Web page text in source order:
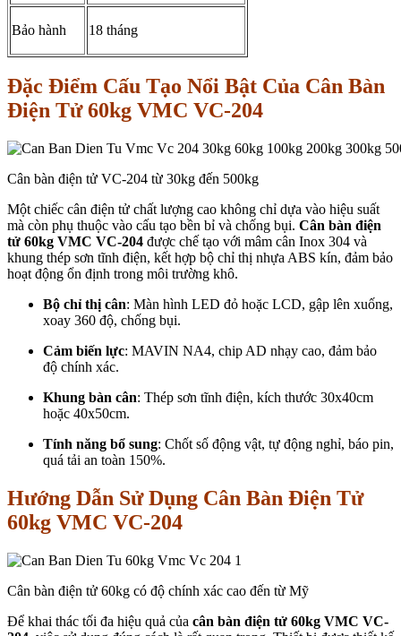
Bảo hành 18 tháng
Đặc Điểm Cấu Tạo Nổi Bật Của Cân Bàn
Điện Tử 60kg VMC VC-204
Cân bàn điện tử VC-204 từ 30kg đến 500kg
Một chiếc cân điện tử chất lượng cao không chỉ dựa vào hiệu suất
mà còn phụ thuộc vào cấu tạo bền bỉ và chống bụi. Cân bàn điện
tử 60kg VMC VC-204 được chế tạo với mâm cân Inox 304 và
khung thép sơn tĩnh điện, kết hợp bộ chỉ thị nhựa ABS kín, đảm bảo
hoạt động ổn định trong môi trường khô.
Bộ chỉ thị cân: Màn hình LED đỏ hoặc LCD, gập lên xuống,
xoay 360 độ, chống bụi.
Cảm biến lực: MAVIN NA4, chip AD nhạy cao, đảm bảo
độ chính xác.
Khung bàn cân: Thép sơn tĩnh điện, kích thước 30x40cm
hoặc 40x50cm.
Tính năng bổ sung: Chốt số động vật, tự động nghỉ, báo pin,
quá tải an toàn 150%.
Hướng Dẫn Sử Dụng Cân Bàn Điện Tử
60kg VMC VC-204
Cân bàn điện tử 60kg có độ chính xác cao đến từ Mỹ
Để khai thác tối đa hiệu quả của cân bàn điện tử 60kg VMC VC-